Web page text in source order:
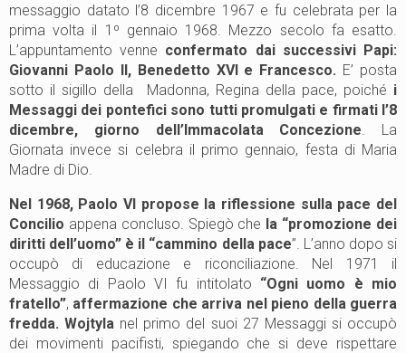
messaggio datato l’8 dicembre 1967 e fu celebrata per la
prima volta il 1º gennaio 1968. Mezzo secolo fa esatto.
L’appuntamento venne confermato dai successivi Papi:
Giovanni Paolo II, Benedetto XVI e Francesco. E’ posta
sotto il sigillo della Madonna, Regina della pace, poiché i
Messaggi dei pontefici sono tutti promulgati e firmati l’8
dicembre, giorno dell’Immacolata Concezione . La
Giornata invece si celebra il primo gennaio, festa di Maria
Madre di Dio.
Nel 1968, Paolo VI propose la riflessione sulla pace del
Concilio appena concluso. Spiegò che la “promozione dei
diritti dell’uomo” è il “cammino della pace”. L’anno dopo si
occupò di educazione e riconciliazione. Nel 1971 il
Messaggio di Paolo VI fu intitolato “Ogni uomo è mio
fratello”, affermazione che arriva nel pieno della guerra
fredda. Wojtyla nel primo del suoi 27 Messaggi si occupò
dei movimenti pacifisti, spiegando che si deve rispettare